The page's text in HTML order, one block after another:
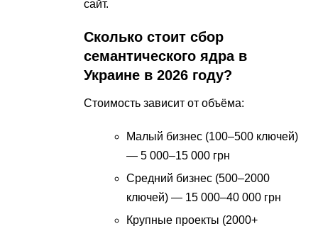
сайт.
Сколько стоит сбор
семантического ядра в
Украине в 2026 году?
Стоимость зависит от объёма:
Малый бизнес (100–500 ключей)
— 5 000–15 000 грн
Средний бизнес (500–2000
ключей) — 15 000–40 000 грн
Крупные проекты (2000+